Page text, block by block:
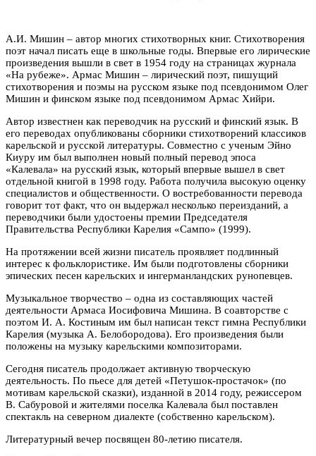
А.И. Мишин – автор многих стихотворных книг. Стихотворения
поэт начал писать еще в школьные годы. Впервые его лирические
произведения вышли в свет в 1954 году на страницах журнала
«На рубеже». Армас Мишин – лирический поэт, пишущий
стихотворения и поэмы на русском языке под псевдонимом Олег
Мишин и финском языке под псевдонимом Армас Хийри.
Автор известнен как переводчик на русский и финский язык. В
его переводах опубликованы сборники стихотворений классиков
карельской и русской литературы. Совместно с ученым Эйно
Киуру им был выполнен новый полный перевод эпоса
«Калевала» на русский язык, который впервые вышел в свет
отдельной книгой в 1998 году. Работа получила высокую оценку
специалистов и общественности. О востребованности перевода
говорит тот факт, что он выдержал несколько переизданий, а
переводчики были удостоены премии Председателя
Правительства Республики Карелия «Сампо» (1999).
На протяжении всей жизни писатель проявляет подлинный
интерес к фольклористике. Им были подготовлены сборники
эпических песен карельских и ингерманландских рунопевцев.
Музыкальное творчество – одна из составляющих частей
деятельности Армаса Иосифовича Мишина. В соавторстве с
поэтом И. А. Костиным им был написан текст гимна Республики
Карелия (музыка А. Белобородова). Его произведения были
положены на музыку карельскими композиторами.
Сегодня писатель продолжает активную творческую
деятельность. По пьесе для детей «Петушок-простачок» (по
мотивам карельской сказки), изданной в 2014 году, режиссером
В. Сабуровой и жителями поселка Калевала был поставлен
спектакль на северном диалекте (собственно карельском).
Литературный вечер посвящен 80-летию писателя.